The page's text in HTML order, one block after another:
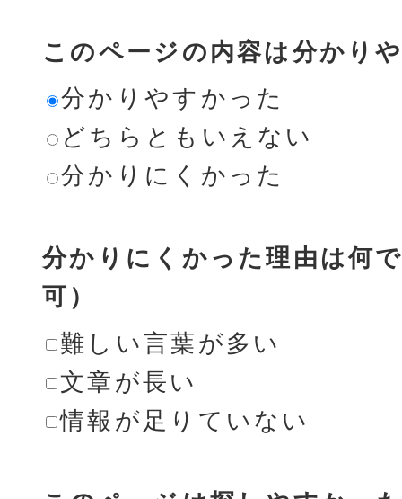
このページの内容は分かり
分かりやすかった
どちらともいえない
分かりにくかった
分かりにくかった理由は何
可）
難しい言葉が多い
文章が長い
情報が足りていない